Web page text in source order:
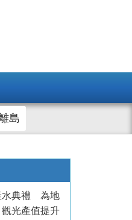
島
水典禮 為地
光產值提升